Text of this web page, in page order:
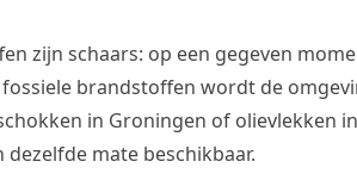
zijn schaars: op een gegeven
brandstoffen wordt de
in Groningen of olievlekken
mate beschikbaar.